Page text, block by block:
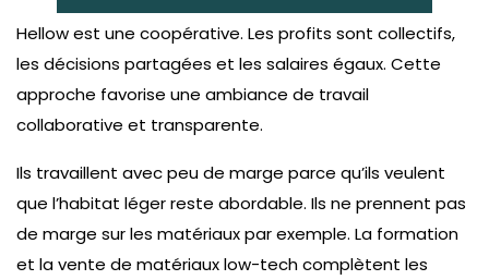
Hellow est une coopérative. Les profits sont collectifs,
les décisions partagées et les salaires égaux. Cette
approche favorise une ambiance de travail
collaborative et transparente.
Ils travaillent avec peu de marge parce qu’ils veulent
que l’habitat léger reste abordable. Ils ne prennent pas
de marge sur les matériaux par exemple. La formation
et la vente de matériaux low-tech complètent les